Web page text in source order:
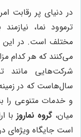
در دنیای پر رقابت
ترموود نما،
مختلف است. در این
می‌کنند که هر کدام
شرکت‌هایی مانند
سال‌هاست که در
و خدمات متنوعی را
میان، گروه نماروز با
است جایگاه ویژه‌ای